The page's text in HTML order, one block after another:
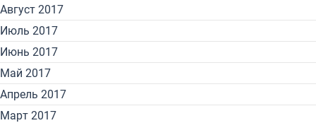
Август 2017
Июль 2017
Июнь 2017
Май 2017
Апрель 2017
Март 2017